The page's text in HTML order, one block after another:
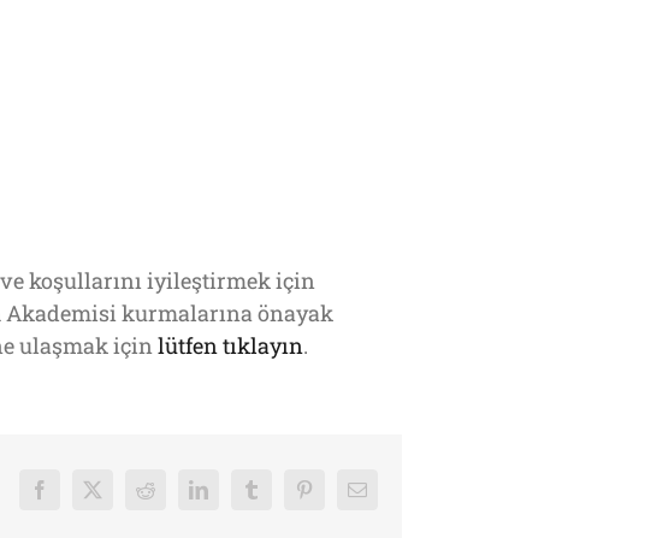
koşullarını iyileştirmek için
kurmalarına önayak
ulaşmak içinlütfen tıklayın.
Facebook
X Reddit LinkedInTumblrPinterest
E-